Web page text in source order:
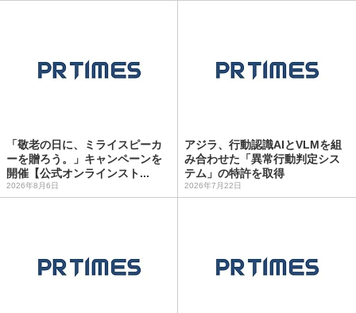
「敬老の日に、ミライスピーカ
ーを贈ろう。」キャンペーンを
開催【公式オンラインスト...
2026年8月6日
アジラ、行動認識AIとVLMを組
み合わせた「異常行動判定シス
テム」の特許を取得
2026年7月22日